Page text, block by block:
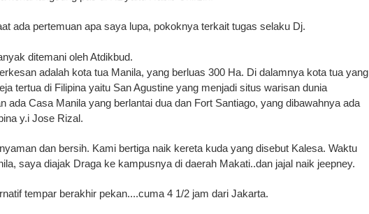
ada pertemuan apa saya lupa, pokoknya terkait tugas selaku Dj.
ditemani oleh Atdikbud.
adalah kota tua Manila, yang berluas 300 Ha. Di dalamnya kota tua yang
tertua di Filipina yaitu San Agustine yang menjadi situs warisan dunia
ada Casa Manila yang berlantai dua dan Fort Santiago, yang dibawahnya ada
y.i Jose Rizal.
dan bersih. Kami bertiga naik kereta kuda yang disebut Kalesa. Waktu
saya diajak Draga ke kampusnya di daerah Makati..dan jajal naik jeepney.
tempar berakhir pekan....cuma 4 1/2 jam dari Jakarta.